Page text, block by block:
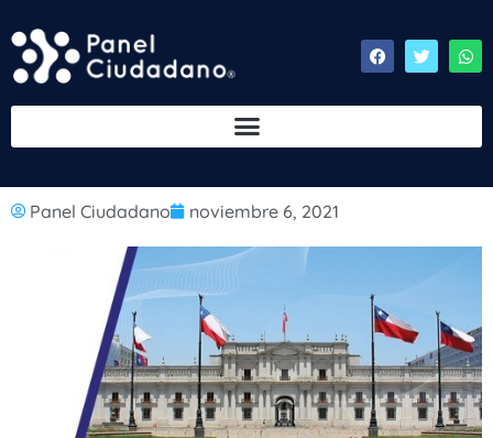
Panel Ciudadano noviembre 6, 2021